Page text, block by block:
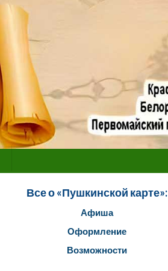
Все о «Пушкинской карте»:
Афиша
Оформление
Возможности